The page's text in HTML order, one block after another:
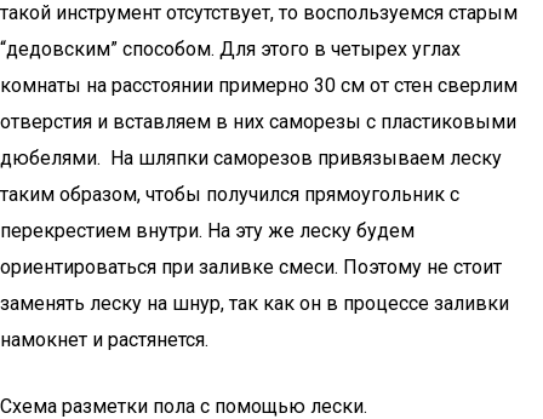
такой инструмент отсутствует, то воспользуемся старым
“дедовским” способом. Для этого в четырех углах
комнаты на расстоянии примерно 30 см от стен сверлим
отверстия и вставляем в них саморезы с пластиковыми
дюбелями. На шляпки саморезов привязываем леску
таким образом, чтобы получился прямоугольник с
перекрестием внутри. На эту же леску будем
ориентироваться при заливке смеси. Поэтому не стоит
заменять леску на шнур, так как он в процессе заливки
намокнет и растянется.
Схема разметки пола с помощью лески.